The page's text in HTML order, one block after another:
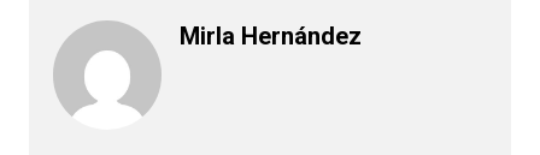
Mirla Hernández